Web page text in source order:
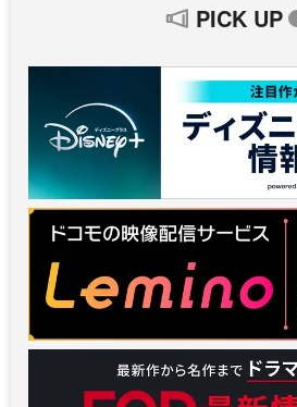
PICK UP